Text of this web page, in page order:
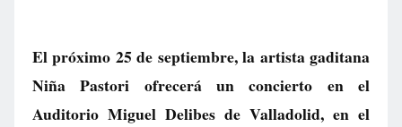
El próximo 25 de septiembre, la artista gaditana
Niña Pastori ofrecerá un concierto en el
Auditorio Miguel Delibes de Valladolid, en el